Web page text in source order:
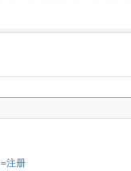
=注册